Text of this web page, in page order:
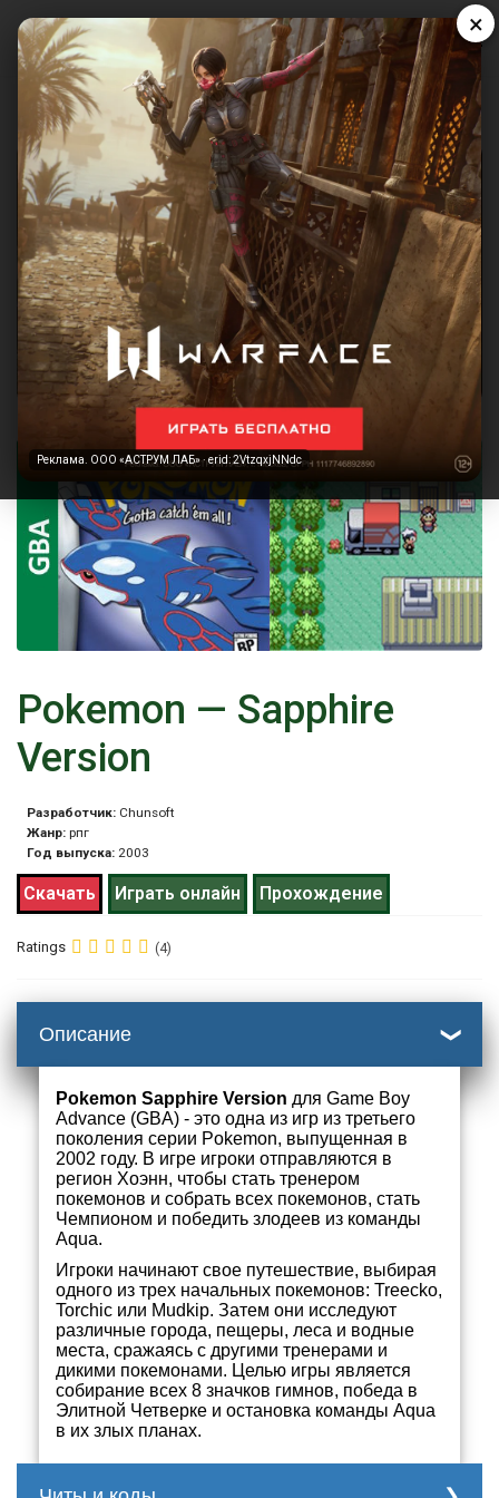
×
Реклама. ООО «АСТРУМ ЛАБ» · erid: 2VtzqxjNNdc
Реклама. ООО «АСТРУМ ЛАБ» · erid: 2VtzqxjNNdc
Pokemon — Sapphire
Version
Разработчик: Chunsoft
Жанр: рпг
Год выпуска: 2003
Скачать Играть онлайн Прохождение
Ratings (4)
Описание
Pokemon Sapphire Version для Game Boy
Advance (GBA) - это одна из игр из третьего
поколения серии Pokemon, выпущенная в
2002 году. В игре игроки отправляются в
регион Хоэнн, чтобы стать тренером
покемонов и собрать всех покемонов, стать
Чемпионом и победить злодеев из команды
Aqua.
Игроки начинают свое путешествие, выбирая
одного из трех начальных покемонов: Treecko,
Torchic или Mudkip. Затем они исследуют
различные города, пещеры, леса и водные
места, сражаясь с другими тренерами и
дикими покемонами. Целью игры является
собирание всех 8 значков гимнов, победа в
Элитной Четверке и остановка команды Aqua
в их злых планах.